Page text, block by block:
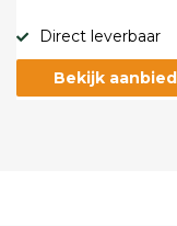
Direct leverbaar
Bekijk